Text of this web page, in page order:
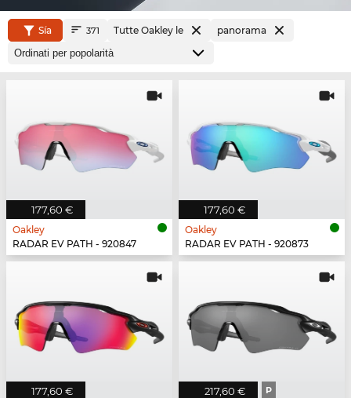
Sía 371 Tutte Oakley le panorama
177,60 €
Oakley
RADAR EV PATH - 920847
177,60 €
Oakley
RADAR EV PATH - 920873
177,60 € 217,60 € P